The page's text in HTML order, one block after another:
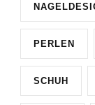
PERLEN
SCHUH